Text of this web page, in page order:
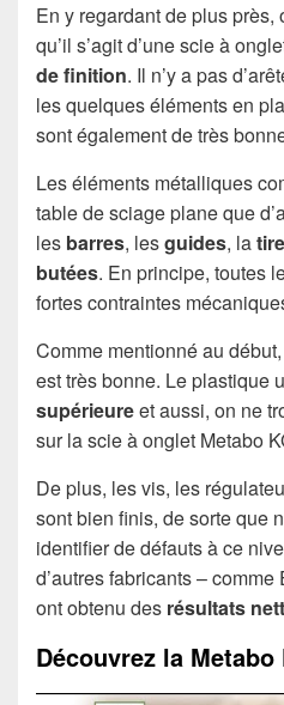
En y regardant de plus près,
qu’il s’agit d’une scie à
de finition. Il n’y a pas
les quelques éléments en
sont également de très
Les éléments métalliques
table de sciage plane que
les barres, lesguides, la
butées. En principe, toutes
fortes contraintes
Comme mentionné au
est très bonne. Le plastique
supérieureet aussi, on ne
sur la scie à onglet Metabo
De plus, les vis, les
sont bien finis, de sorte que
identifier de défauts à ce
d’autres fabricants –
ont obtenu des résultats
Découvrez la Metabo